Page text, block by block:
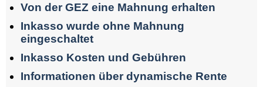
Von der GEZ eine Mahnung erhalten
Inkasso wurde ohne Mahnung
eingeschaltet
Inkasso Kosten und Gebühren
Informationen über dynamische Rente